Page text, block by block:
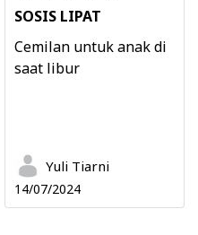
SOSIS LIPAT
Cemilan untuk anak di
saat libur
Yuli Tiarni
14/07/2024